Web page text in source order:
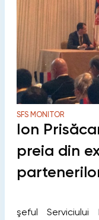
SFS MONITOR
Ion
preia din
şeful